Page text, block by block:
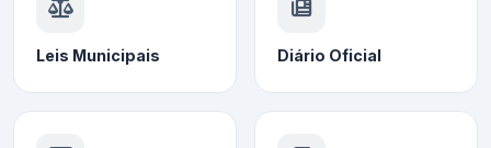
Leis Municipais Diário Oficial